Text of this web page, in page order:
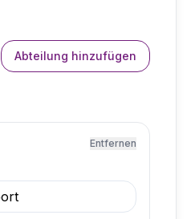
Abteilung hinzufügen
Entfernen